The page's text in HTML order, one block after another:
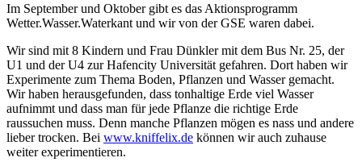
​​Im September und Oktober gibt es das Aktionsprogramm
Wetter.Wasser.Waterkant und wir von der GSE waren dabei.
Wir sind mit 8 Kindern und Frau Dünkler mit dem Bus Nr. 25, der
U1 und der U4 zur Hafencity Universität gefahren. Dort haben wir
Experimente zum Thema Boden, Pflanzen und Wasser gemacht.
Wir haben herausgefunden, dass tonhaltige Erde viel Wasser
aufnimmt und dass man für jede Pflanze die richtige Erde
raussuchen muss. Denn manche Pflanzen mögen es nass und andere
lieber trocken. Bei www.kniffelix.de können wir auch zuhause
weiter experimentieren.